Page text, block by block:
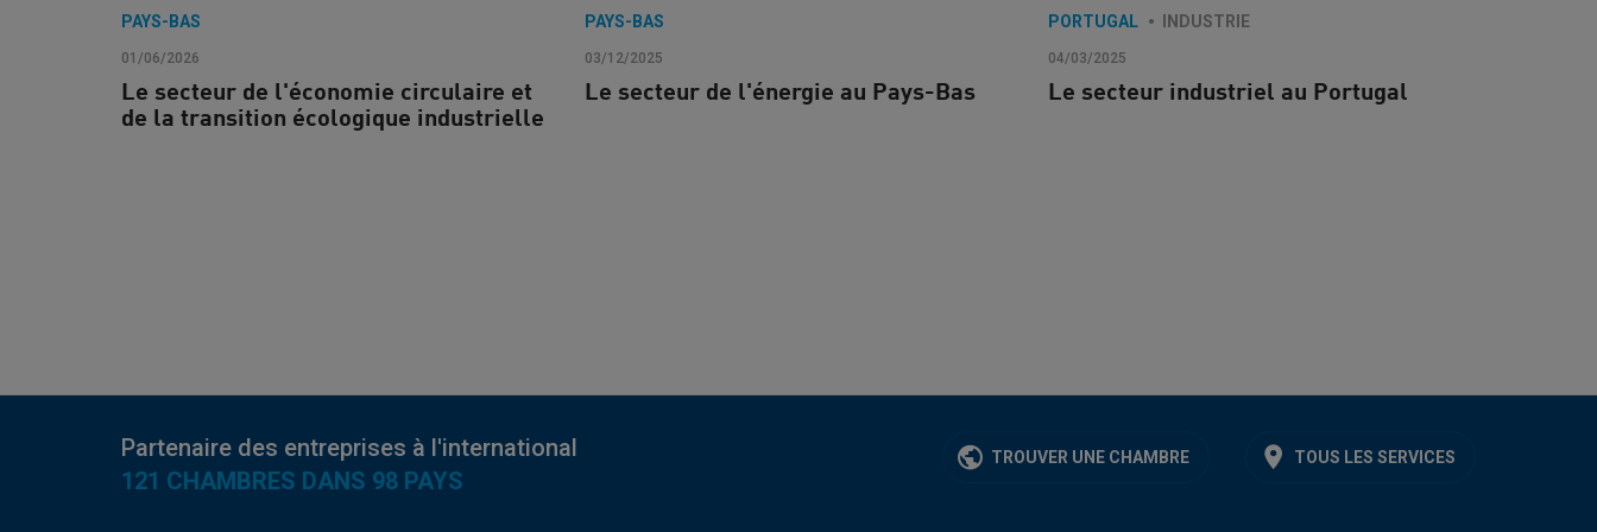
PAYS-BAS
01/06/2026
Le secteur de l'économie circulaire et
de la transition écologique industrielle
PAYS-BAS
03/12/2025
Le secteur de l'énergie au Pays-Bas
PORTUGAL INDUSTRIE
04/03/2025
Le secteur industriel au Portugal
Partenaire des entreprises à l'international
121 CHAMBRES DANS 98 PAYS
TOUS LES SERVICES
TROUVER UNE CHAMBRE